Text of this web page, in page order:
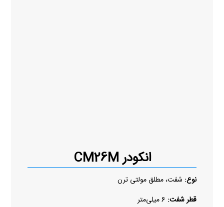
انکودر CM26M
نوع: شفت، مطلق مولتی ترن
قطر شفت: